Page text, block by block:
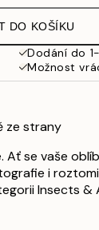
DO KOŠÍKU
Dodání do
Možnost
ze strany
se vaše
i
Insects &